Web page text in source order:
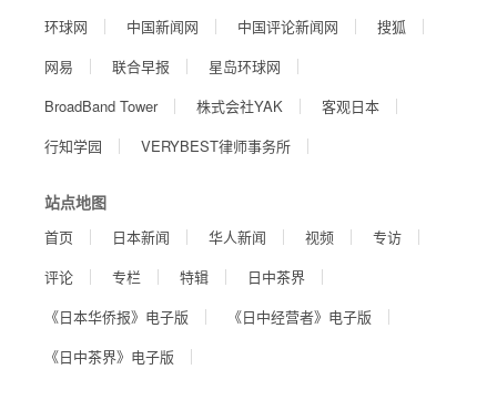
环球网
中国新闻网 中国评论新闻网
搜狐
网易
联合早报
星岛环球网
BroadBand Tower
株式会社YAK
客观日本
行知学园
VERYBEST律师事务所
站点地图
首页 日本新闻 华人新闻 视频
专访
评论
专栏 特辑
日中茶界
《日本华侨报》电子版
《日中经营者》电子版
《日中茶界》电子版